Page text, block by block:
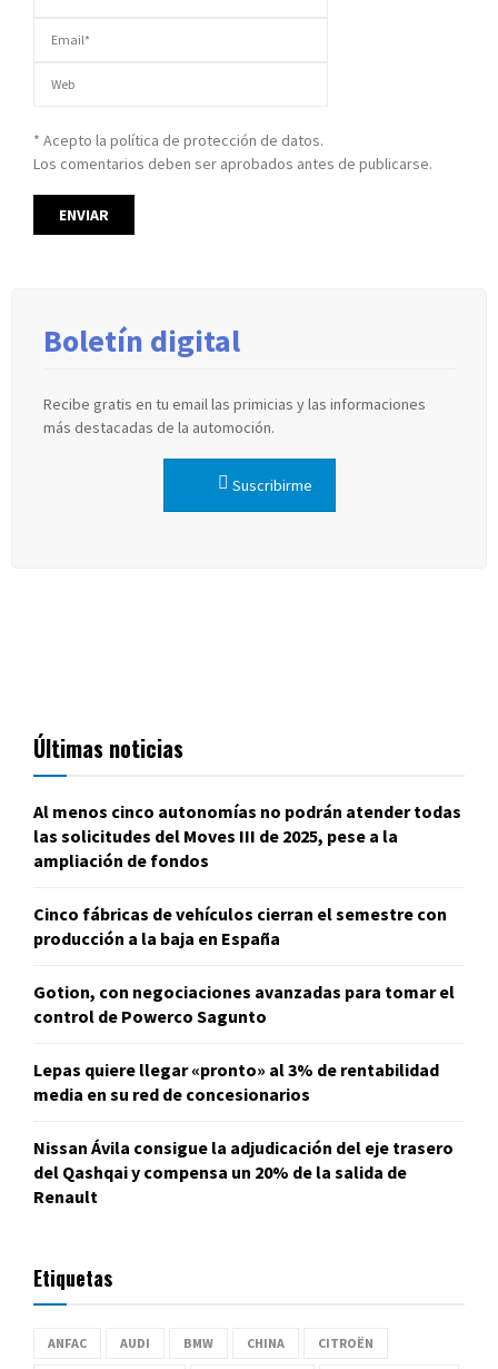
* Acepto la política de protección de datos.
Los comentarios deben ser aprobados antes de publicarse.
Boletín digital
Recibe gratis en tu email las primicias y las informaciones
más destacadas de la automoción.
Suscribirme
Últimas noticias
Al menos cinco autonomías no podrán atender todas
las solicitudes del Moves III de 2025, pese a la
ampliación de fondos
Cinco fábricas de vehículos cierran el semestre con
producción a la baja en España
Gotion, con negociaciones avanzadas para tomar el
control de Powerco Sagunto
Lepas quiere llegar «pronto» al 3% de rentabilidad
media en su red de concesionarios
Nissan Ávila consigue la adjudicación del eje trasero
del Qashqai y compensa un 20% de la salida de
Renault
Etiquetas
ANFAC AUDI BMW CHINA CITROËN